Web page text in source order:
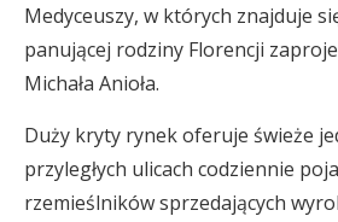
Medyceuszy, w których znajduje
panującej rodziny Florencji
Michała Anioła.
Duży kryty rynek oferuje świeże
przyległych ulicach codziennie
rzemieślników sprzedających